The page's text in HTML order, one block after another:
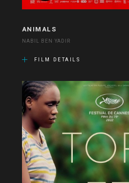
ANIMALS
NABIL BEN YADIR
FILM DETAILS